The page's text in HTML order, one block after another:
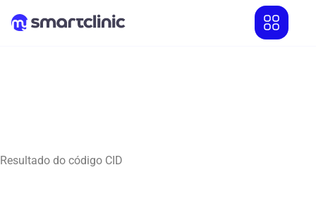
Resultado do código CID